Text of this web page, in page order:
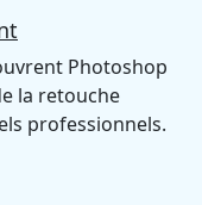
Photoshop
la retouche
professionnels.